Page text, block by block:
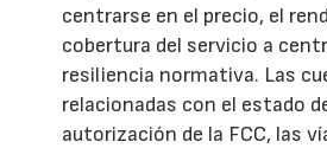
centrarse en el precio, el
cobertura del servicio a
resiliencia normativa. Las
relacionadas con el estado
autorización de la FCC, las